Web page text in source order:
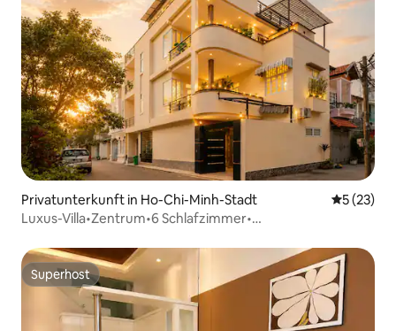
Privatunterkunft in Ho-Chi-Minh-Stadt
5 (23)
Luxus-Villa•Zentrum•6 Schlafzimmer•
Superhost
Superhost